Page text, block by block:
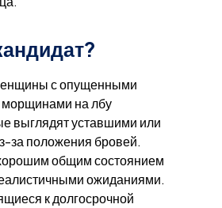
с опущенными
на лбу
выглядят уставшими или
за положения бровей.
общим состоянием
ожиданиями.
к долгосрочной